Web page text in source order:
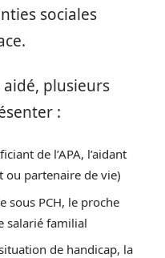
sociales
plusieurs
:
de l’APA, l’aidant
ou partenaire de vie)
sous PCH, le proche
salarié familial
de handicap, la